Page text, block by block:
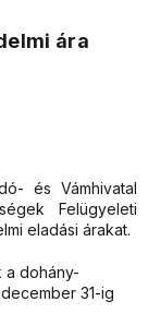
ára
és Vámhivatal
Felügyeleti
eladási árakat.
a dohány-
31-ig